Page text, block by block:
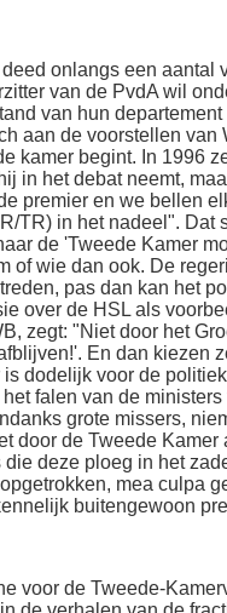
onlangs een aantal
van de PvdA wil
van hun
aan de voorstel­len
kamer begint. In 1996
in het debat neemt,
pre­mier en we bellen
TR) in het nadeel". Dat
de 'Tweede Kamer
of wie dan ook. De
pas dan kan het
over de HSL als
zegt: "Niet door het
En dan kiezen
dode­lijk voor de
falen van de
grote missers,
door de Tweede
deze ploeg in het
mea culpa
buitengewoon
voor de Tweede-